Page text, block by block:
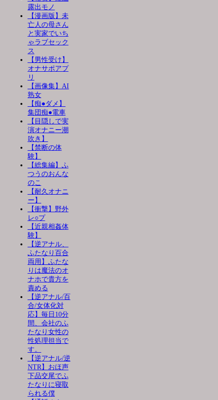
露出モノ
【漫画版】未
亡人の母さん
と実家でいち
ゃラブセック
ス
【男性受け】
オナサポアプ
リ
【画像集】AI
熟女
【痴●ダメ】
集団痴●電車
【目隠しで実
演オナニー潮
吹き】
【禁断の体
験】
【総集編】ふ
つうのおんな
のこ
【耐久オナニ
ー】
【衝撃】野外
レ○プ
【近親相姦体
験】
【逆アナル、
ふたなり百合
両用】ふたな
りは魔法のオ
ナホで貴方を
責める
【逆アナル/百
合/女体化対
応】毎日10分
間、会社のふ
たなり女性の
性処理担当で
す。
【逆アナル/逆
NTR】おほ声
下品交尾でふ
たなりに寝取
られる僕